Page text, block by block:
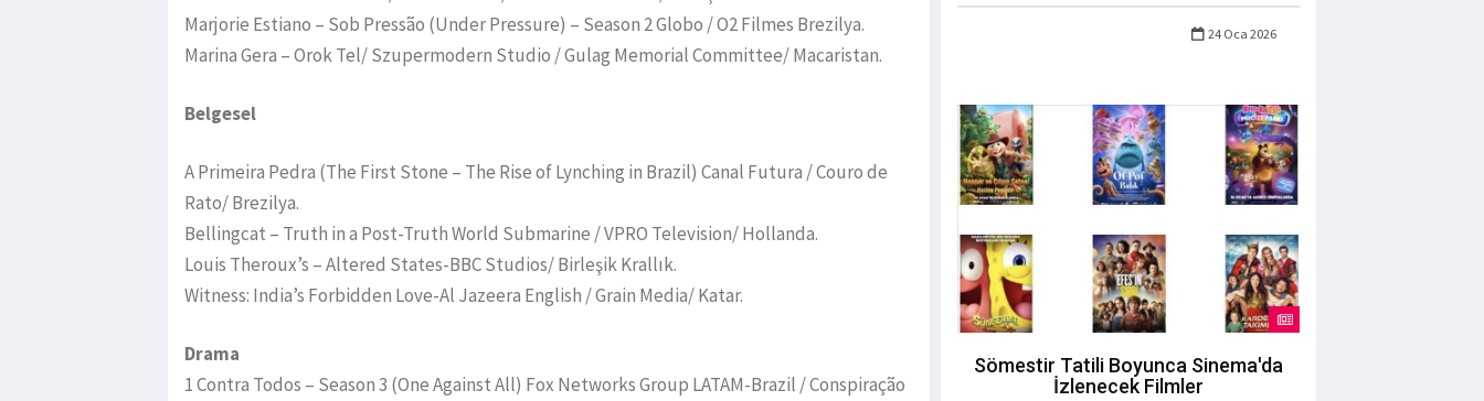
Marjorie Estiano – Sob Pressão (Under Pressure) – Season 2 Globo / O2 Filmes Brezilya.
Marina Gera – Orok Tel/ Szupermodern Studio / Gulag Memorial Committee/ Macaristan.
Belgesel
A Primeira Pedra (The First Stone – The Rise of Lynching in Brazil) Canal Futura / Couro de
Rato/ Brezilya.
Bellingcat – Truth in a Post-Truth World Submarine / VPRO Television/ Hollanda.
Louis Theroux’s – Altered States-BBC Studios/ Birleşik Krallık.
Witness: India’s Forbidden Love-Al Jazeera English / Grain Media/ Katar.
Drama
1 Contra Todos – Season 3 (One Against All) Fox Networks Group LATAM-Brazil / Conspiração
24 Oca 2026
Sömestir Tatili Boyunca Sinema'da
İzlenecek Filmler